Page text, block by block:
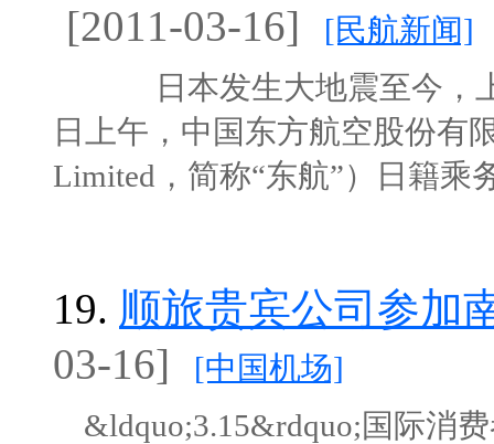
[2011-03-16]
[民航新闻]
日本发生大地震至今，上
日上午，中国东方航空股份有
Limited，简称“东航”）日籍乘
19. 顺旅贵宾公司参加
03-16]
[中国机场]
&ldquo;3.15&rdquo;国际消